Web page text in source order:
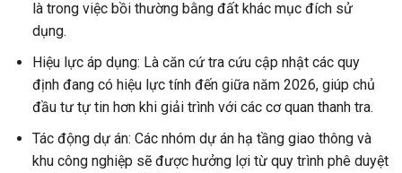
là trong việc bồi thường bằng đất khác mục đích sử
dụng.
Hiệu lực áp dụng: Là căn cứ tra cứu cập nhật các quy
định đang có hiệu lực tính đến giữa năm 2026, giúp chủ
đầu tư tự tin hơn khi giải trình với các cơ quan thanh tra.
Tác động dự án: Các nhóm dự án hạ tầng giao thông và
khu công nghiệp sẽ được hưởng lợi từ quy trình phê duyệt